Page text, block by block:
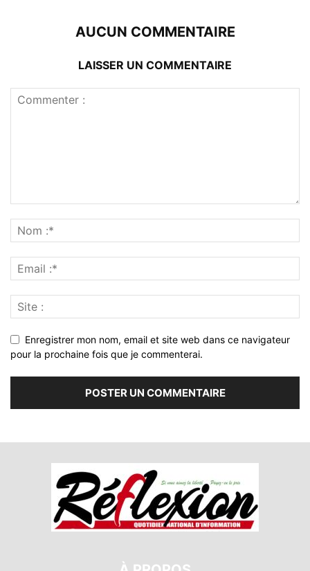
AUCUN COMMENTAIRE
LAISSER UN COMMENTAIRE
Enregistrer mon nom, email et site web dans ce navigateur
pour la prochaine fois que je commenterai.